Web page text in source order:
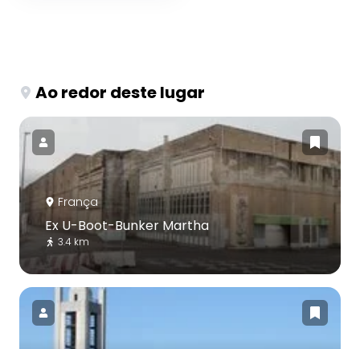
Ao redor deste lugar
França
Ex U-Boot-Bunker Martha
3.4 km